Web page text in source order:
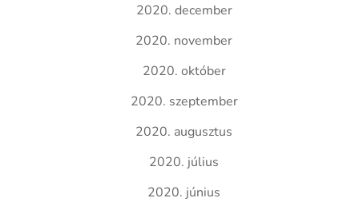
2020. december
2020. november
2020. október
2020. szeptember
2020. augusztus
2020. július
2020. június